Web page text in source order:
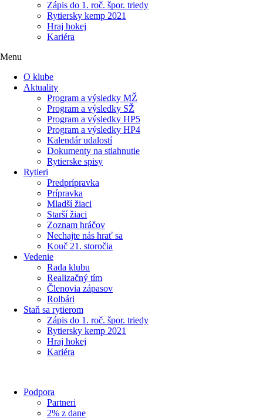
Zápis do 1. roč. špor. triedy
Rytiersky kemp 2021
Hraj hokej
Kariéra
Menu
O klube
Aktuality
Program a výsledky MŽ
Program a výsledky SŽ
Program a výsledky HP5
Program a výsledky HP4
Kalendár udalostí
Dokumenty na stiahnutie
Rytierske spisy
Rytieri
Predprípravka
Prípravka
Mladší žiaci
Starší žiaci
Zoznam hráčov
Nechajte nás hrať sa
Kouč 21. storočia
Vedenie
Rada klubu
Realizačný tím
Členovia zápasov
Rolbári
Staň sa rytierom
Zápis do 1. roč. špor. triedy
Rytiersky kemp 2021
Hraj hokej
Kariéra
Podpora
Partneri
2% z dane